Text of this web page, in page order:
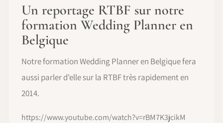
Un reportage RTBF sur notre
formation Wedding Planner en
Belgique
Notre formation Wedding Planner en Belgique fera
aussi parler d'elle sur la RTBF très rapidement en
2014.
https://www.youtube.com/watch?v=rBM7K3jcikM